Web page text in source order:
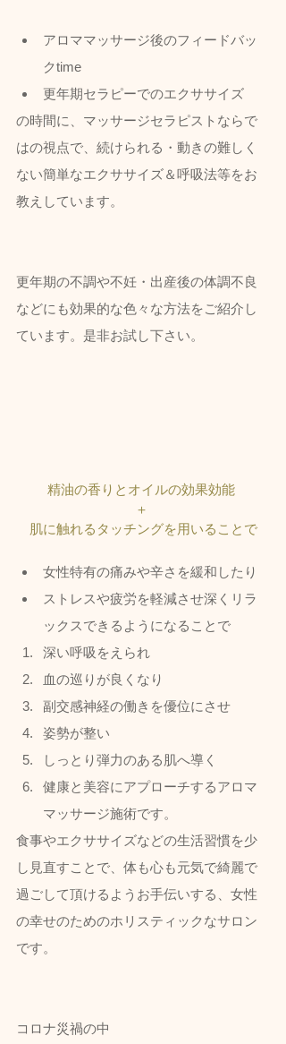
アロママッサージ後のフィードバッ
クtime
更年期セラピーでのエクササイズ
の時間に、マッサージセラピストならで
はの視点で、続けられる・動きの難しく
ない簡単なエクササイズ＆呼吸法等をお
教えしています。
更年期の不調や不妊・出産後の体調不良
などにも効果的な色々な方法をご紹介し
ています。是非お試し下さい。
精油の香りとオイルの効果効能
＋
肌に触れるタッチングを用いることで
女性特有の痛みや辛さを緩和したり
ストレスや疲労を軽減させ深くリラ
ックスできるようになることで
深い呼吸をえられ
血の巡りが良くなり
副交感神経の働きを優位にさせ
姿勢が整い
しっとり弾力のある肌へ導く
健康と美容にアプローチするアロマ
マッサージ施術です。
食事やエクササイズなどの生活習慣を少
し見直すことで、体も心も元気で綺麗で
過ごして頂けるようお手伝いする、女性
の幸せのためのホリスティックなサロン
です。
コロナ災禍の中